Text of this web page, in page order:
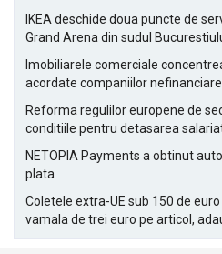
IKEA deschide doua puncte de
Grand Arena din sudul
Imobiliarele comerciale
acordate companiilor nefinanciare
Reforma regulilor europene de
conditiile pentru detasarea
NETOPIA Payments a obtinut
plata
Coletele extra-UE sub 150 de
vamala de trei euro pe articol,